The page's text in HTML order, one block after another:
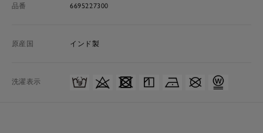
品番 6695227300
原産国 インド製
洗濯表示